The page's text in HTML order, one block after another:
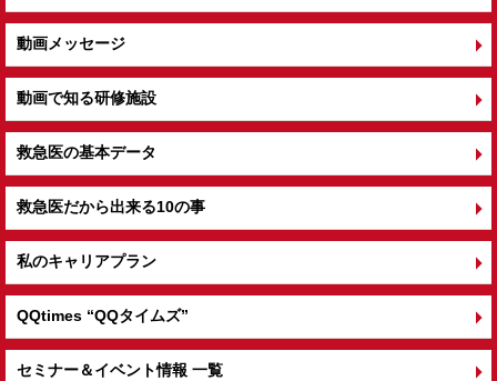
動画メッセージ
動画で知る研修施設
救急医の基本データ
救急医だから出来る10の事
私のキャリアプラン
QQtimes “QQタイムズ”
セミナー＆イベント情報 一覧